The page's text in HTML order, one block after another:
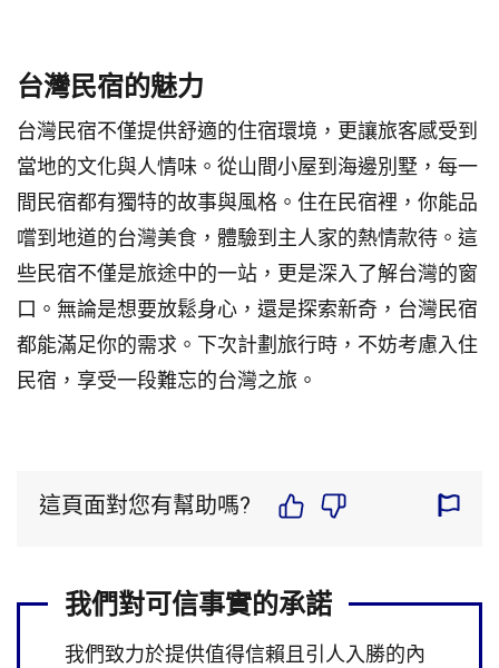
台灣民宿的魅力
台灣民宿不僅提供舒適的住宿環境，更讓旅客感受到
當地的文化與人情味。從山間小屋到海邊別墅，每一
間民宿都有獨特的故事與風格。住在民宿裡，你能品
嚐到地道的台灣美食，體驗到主人家的熱情款待。這
些民宿不僅是旅途中的一站，更是深入了解台灣的窗
口。無論是想要放鬆身心，還是探索新奇，台灣民宿
都能滿足你的需求。下次計劃旅行時，不妨考慮入住
民宿，享受一段難忘的台灣之旅。
這頁面對您有幫助嗎?
我們對可信事實的承諾
我們致力於提供值得信賴且引人入勝的內